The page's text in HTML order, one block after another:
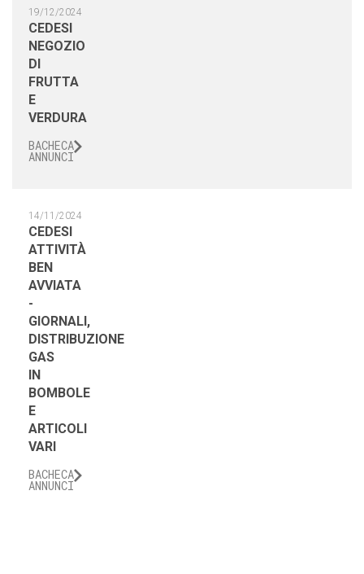
CEDESI
NEGOZIO
DI
FRUTTA
E
VERDURA
BACHECA
ANNUNCI
CEDESI
ATTIVITÀ
BEN
AVVIATA
-
GIORNALI,
DISTRIBUZIONE
GAS
IN
BOMBOLE
E
ARTICOLI
VARI
BACHECA
ANNUNCI